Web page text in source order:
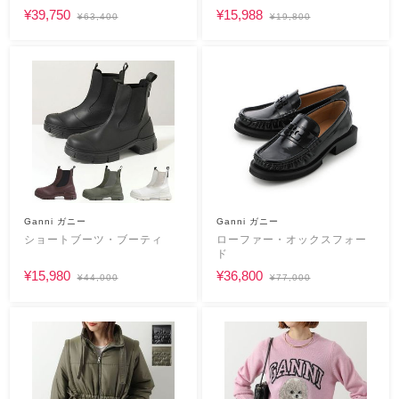
¥39,750 ¥63,400 ¥15,988 ¥19,800
Ganni ガニー
ショートブーツ・ブーティ
¥15,980 ¥44,000
Ganni ガニー
ローファー・オックスフォー
ド
¥36,800 ¥77,000